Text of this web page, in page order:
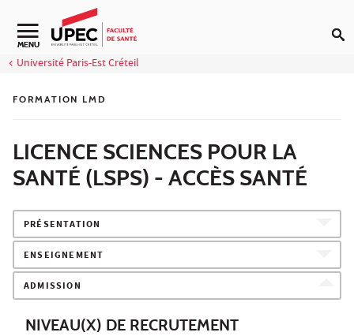
Aller au contenu
Navigation secondaire
MENU
Université Paris-Est Créteil
FORMATION LMD
LICENCE SCIENCES POUR LA
SANTÉ (LSPS) - ACCÈS SANTÉ
PRÉSENTATION
ENSEIGNEMENT
ADMISSION
NIVEAU(X) DE RECRUTEMENT